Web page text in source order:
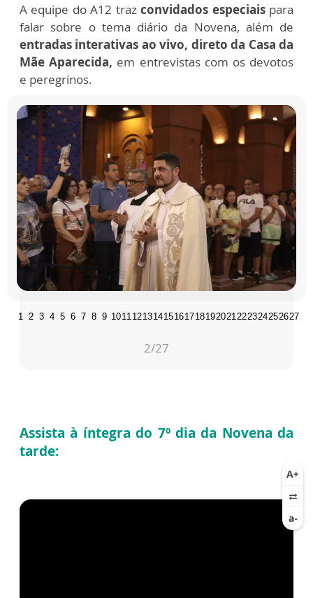
A equipe do A12 trazconvidados especiaispara
falar sobre o tema diário da Novena, além de
entradas interativas ao vivo, direto da Casa da
Mãe Aparecida, em entrevistas com os devotos
e peregrinos.
1 2 3 4 5 6 7 8 9 101112131415161718192021222324252627
2/27
Assista à íntegra do 7º dia da Novena da
tarde: